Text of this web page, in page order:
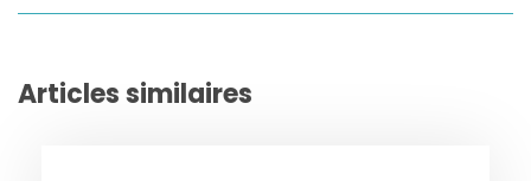
Articles similaires